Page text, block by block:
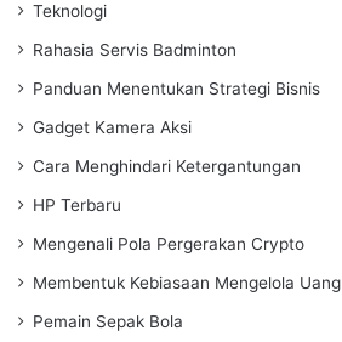
Teknologi
Rahasia Servis Badminton
Panduan Menentukan Strategi Bisnis
Gadget Kamera Aksi
Cara Menghindari Ketergantungan
HP Terbaru
Mengenali Pola Pergerakan Crypto
Membentuk Kebiasaan Mengelola Uang
Pemain Sepak Bola